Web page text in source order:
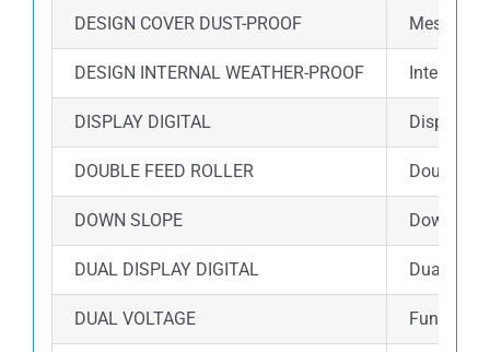
DESIGN COVER DUST-PROOF Mesin
DESIGN INTERNAL WEATHER-PROOF Internal
DISPLAY DIGITAL Display
DOUBLE FEED ROLLER Double
DOWN SLOPE Down
DUAL DISPLAY DIGITAL Dual
DUAL VOLTAGE Fungsi